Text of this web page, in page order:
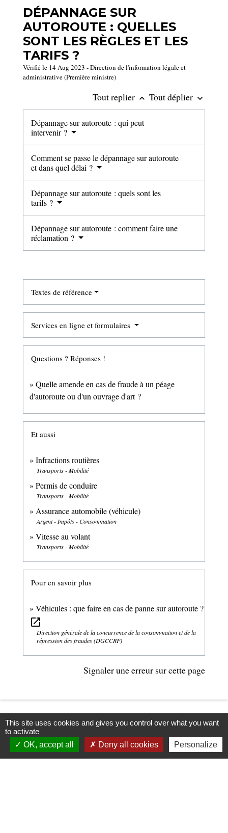
DÉPANNAGE SUR
AUTOROUTE : QUELLES
SONT LES RÈGLES ET LES
TARIFS ?
Vérifié le 14 Aug 2023 - Direction de l'information légale et
administrative (Première ministre)
Tout replier keyboard_arrow_up Tout déplier keyboard_arrow_down
Dépannage sur autoroute : qui peut
intervenir ?
Comment se passe le dépannage sur autoroute
et dans quel délai ?
Dépannage sur autoroute : quels sont les
tarifs ?
Dépannage sur autoroute : comment faire une
réclamation ?
Textes de référence
Services en ligne et formulaires
Questions ? Réponses !
Quelle amende en cas de fraude à un péage
d'autoroute ou d'un ouvrage d'art ?
Et aussi
Infractions routières
Transports - Mobilité
Permis de conduire
Transports - Mobilité
Assurance automobile (véhicule)
Argent - Impôts - Consommation
Vitesse au volant
Transports - Mobilité
Pour en savoir plus
Véhicules : que faire en cas de panne sur autoroute ?
open_in_new
Direction générale de la concurrence de la consommation et de la
répression des fraudes (DGCCRF)
Signaler une erreur sur cette page
This site uses cookies and gives you control over what you want
to activate
OK, accept all
Deny all cookies Personalize